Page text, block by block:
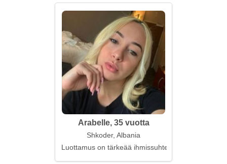
Arabelle, 35 vuotta
Shkoder, Albania
Luottamus on tärkeää ihmissuhteissa